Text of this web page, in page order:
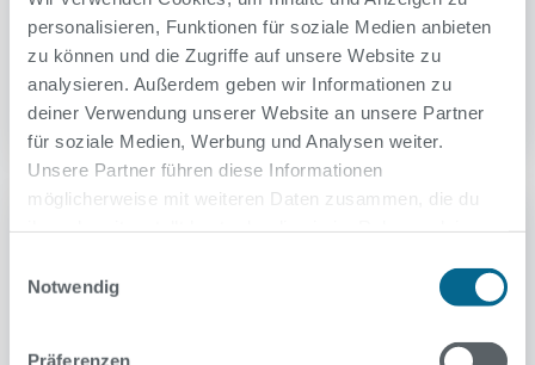
personalisieren, Funktionen für soziale Medien anbieten
zu können und die Zugriffe auf unsere Website zu
analysieren. Außerdem geben wir Informationen zu
deiner Verwendung unserer Website an unsere Partner
für soziale Medien, Werbung und Analysen weiter.
Unsere Partner führen diese Informationen
möglicherweise mit weiteren Daten zusammen, die du
Notwendig
Präferenzen
Derzeit keine aktuellen Termine
Erwachsene
Kinder
Anfänger
Fortgeschrittene
Schwimmhalle Ernst-Thälmann-Park
Erwachsene